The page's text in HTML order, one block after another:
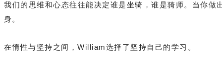
我们的思维和心态往往能决定谁是坐骑，谁是骑师。当你做
身。
在惰性与坚持之间，William选择了坚持自己的学习。